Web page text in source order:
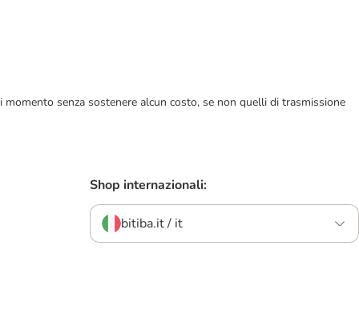
senza sostenere alcun costo, se non quelli di trasmissione
Shop internazionali:
bitiba.it / it